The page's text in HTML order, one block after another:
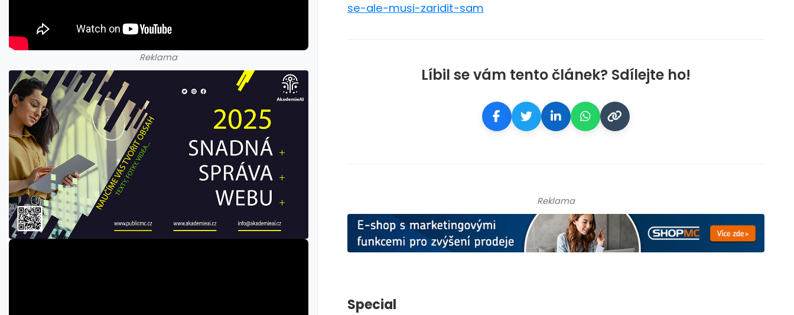
Reklama
se-ale-musi-zaridit-sam
Líbil se vám tento článek? Sdílejte ho!
Reklama
Special